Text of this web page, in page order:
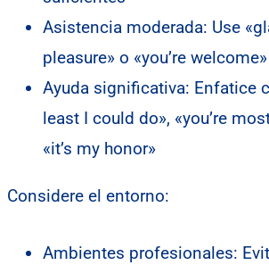
Asistencia moderada: Use
pleasure» o «you’re welcome»
Ayuda significativa: Enfatice
least I could do», «you’re
«it’s my honor»
Considere el entorno:
Ambientes profesionales: